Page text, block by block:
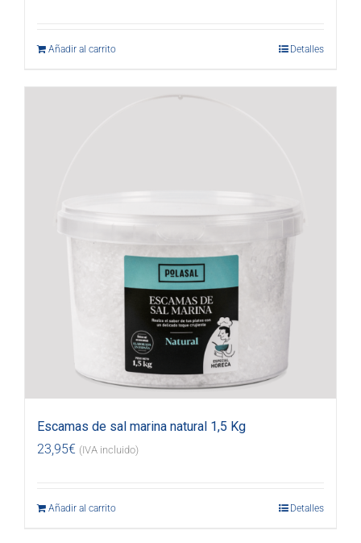
Añadir al carrito Detalles
Escamas de sal marina natural 1,5 Kg
23,95€ (IVA incluido)
Añadir al carrito Detalles